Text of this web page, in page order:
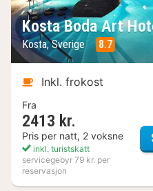
Kosta Boda Art
Kosta, Sverige 8.7
Inkl. frokost
Fra
2413 kr.
Pris per natt, 2 voksne
inkl. turistskatt
servicegebyr 79 kr. per
reservasjon